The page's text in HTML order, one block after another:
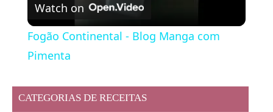
Video
Watch on
Fogão Continental - Blog Manga com
Pimenta
CATEGORIAS DE RECEITAS